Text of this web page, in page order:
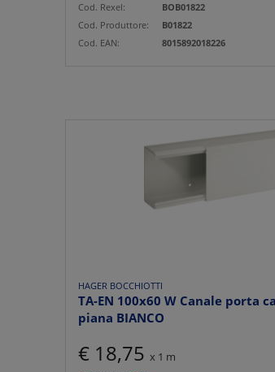
Cod. Rexel:
BOB01822
Cod. Produttore:
B01822
Cod. EAN:
8015892018226
HAGER BOCCHIOTTI
TA-EN 100x60 W Canale porta
piana BIANCO
€ 18,75 x 1 m